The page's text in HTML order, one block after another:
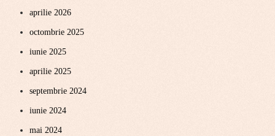
aprilie 2026
octombrie 2025
iunie 2025
aprilie 2025
septembrie 2024
iunie 2024
mai 2024